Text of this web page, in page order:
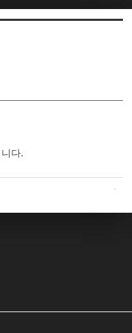
다.
5
5
5
5